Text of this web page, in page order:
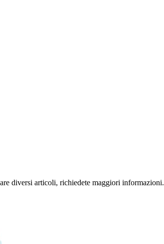
diversi articoli, richiedete maggiori informazioni.